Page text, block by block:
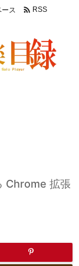
ス  RSS
Chrome 拡張